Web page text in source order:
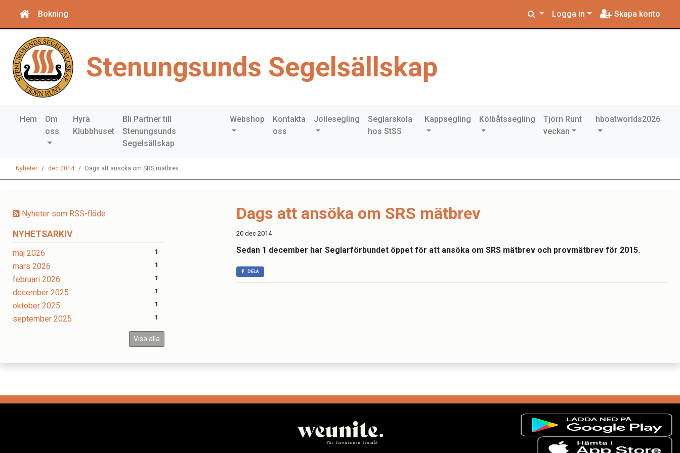
Bokning Logga in Skapa konto
Stenungsunds Segelsällskap
Hem
Om
oss
Hyra
Klubbhuset
Bli Partner till
Stenungsunds
Segelsällskap
Webshop
Kontakta
oss
Jollesegling
Seglarskola
hos StSS
Kappsegling Kölbåtssegling
Tjörn Runt
veckan
hboatworlds2026
Nyheter dec 2014 Dags att ansöka om SRS mätbrev
Nyheter som RSS-flöde
NYHETSARKIV
maj 2026 1
mars 2026 1
februari 2026 1
december 2025 1
oktober 2025 1
september 2025 1
Visa alla
Dags att ansöka om SRS mätbrev
20 dec 2014
Sedan 1 december har Seglarförbundet öppet för att ansöka om SRS mätbrev och provmätbrev för 2015.
DELA